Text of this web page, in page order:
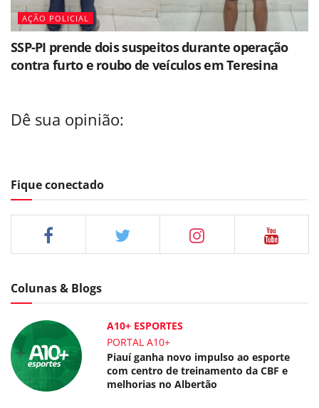
AÇÃO POLICIAL
SSP-PI prende dois suspeitos durante operação
contra furto e roubo de veículos em Teresina
Dê sua opinião:
Fique conectado
Colunas & Blogs
A10+ ESPORTES
PORTAL A10+
Piauí ganha novo impulso ao esporte
com centro de treinamento da CBF e
melhorias no Albertão